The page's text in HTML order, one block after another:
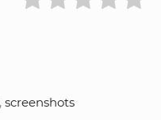
, screenshots